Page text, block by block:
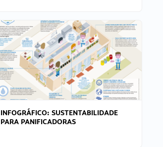
INFOGRÁFICO: SUSTENTABILIDADE
PARA PANIFICADORAS